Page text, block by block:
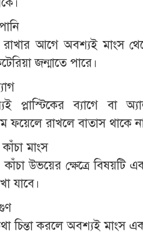
রাখার আগে অবশ্যই মাংস
জন্মাতে পারে।
প্লাস্টিকের ব্যাগে বা
ফয়েলে রাখলে বাতাস থাকে
মাংস
কাঁচা উভয়ের ক্ষেত্রে
যাবে।
চিন্তা করলে অবশ্যই মাংস